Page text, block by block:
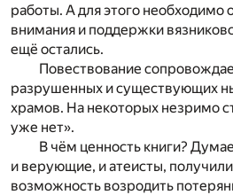
работы. А для этого необходимо
внимания и поддержки
ещё остались.
Повествование
разрушенных и существующих
храмов. На некоторых незримо
уже нет».
В чём ценность книги?
и верующие, и атеисты,
возможность возродить